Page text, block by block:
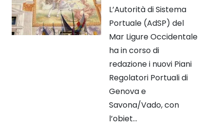
L’Autorità di Sistema
Portuale (AdSP) del
Mar Ligure Occidentale
ha in corso di
redazione i nuovi Piani
Regolatori Portuali di
Genova e
Savona/Vado, con
l’obiet...